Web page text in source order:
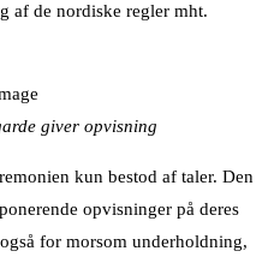
af de nordiske regler mht.
giver opvisning
kun bestod af taler. Den
opvisninger på deres
for morsom underholdning,